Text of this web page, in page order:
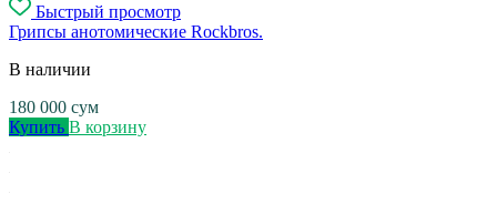
Быстрый просмотр
Грипсы анотомические Rockbros.
В наличии
180 000 сум
Купить В корзину